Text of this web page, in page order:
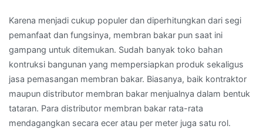
Karena menjadi cukup populer dan diperhitungkan dari segi
pemanfaat dan fungsinya, membran bakar pun saat ini
gampang untuk ditemukan. Sudah banyak toko bahan
kontruksi bangunan yang mempersiapkan produk sekaligus
jasa pemasangan membran bakar. Biasanya, baik kontraktor
maupun distributor membran bakar menjualnya dalam bentuk
tataran. Para distributor membran bakar rata-rata
mendagangkan secara ecer atau per meter juga satu rol.